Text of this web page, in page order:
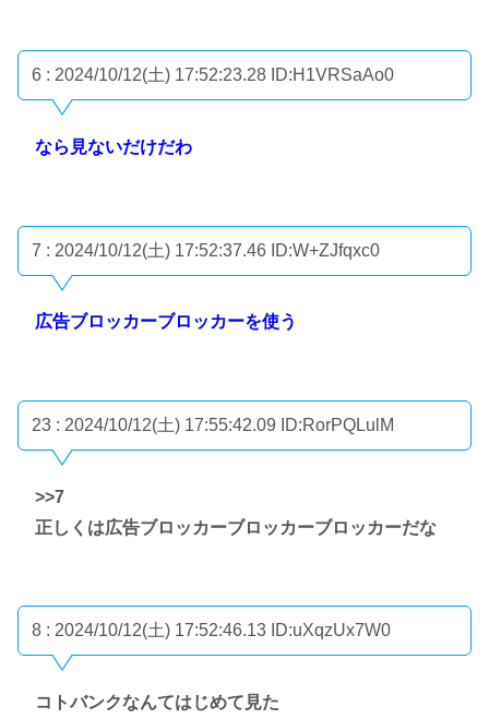
6 : 2024/10/12(土) 17:52:23.28 ID:H1VRSaAo0
なら見ないだけだわ
7 : 2024/10/12(土) 17:52:37.46 ID:W+ZJfqxc0
広告ブロッカーブロッカーを使う
23 : 2024/10/12(土) 17:55:42.09 ID:RorPQLulM
>>7
正しくは広告ブロッカーブロッカーブロッカーだな
8 : 2024/10/12(土) 17:52:46.13 ID:uXqzUx7W0
コトバンクなんてはじめて見た